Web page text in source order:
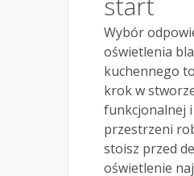
Wybór
oświetlenia
kuchennego
krok w
funkcjonalnej
przestrzeni
stoisz przed
oświetlenie